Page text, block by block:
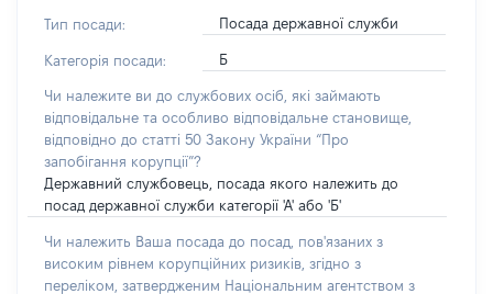
Тип посади: Посада державної служби
Категорія посади: Б
Чи належите ви до службових осіб, які займають
відповідальне та особливо відповідальне становище,
відповідно до статті 50 Закону України “Про
запобігання корупції”?
Державний службовець, посада якого належить до
посад державної служби категорії 'А' або 'Б'
Чи належить Ваша посада до посад, пов'язаних з
високим рівнем корупційних ризиків, згідно з
переліком, затвердженим Національним агентством з